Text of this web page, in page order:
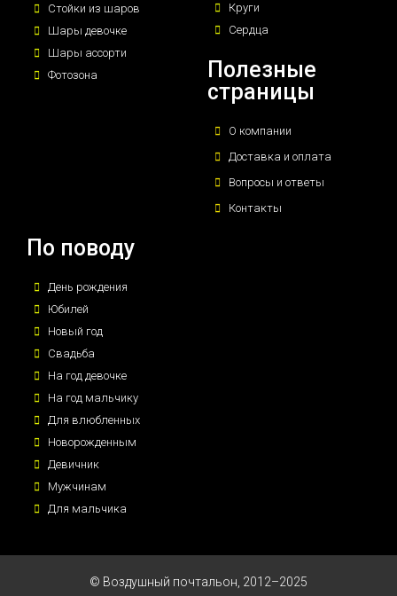
Стойки из шаров
Шары девочке
Шары ассорти
Фотозона
Круги
Сердца
Полезные
страницы
О компании
Доставка и оплата
Вопросы и ответы
Контакты
По поводу
День рождения
Юбилей
Новый год
Свадьба
На год девочке
На год мальчику
Для влюбленных
Новорожденным
Девичник
Мужчинам
Для мальчика
© Воздушный почтальон, 2012–2025